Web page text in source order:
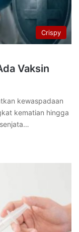
Crispy
Vaksin
kewaspadaan
kematian hingga